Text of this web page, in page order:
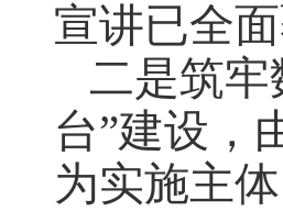
宣讲已全
二是筑
台”建设，
为实施主